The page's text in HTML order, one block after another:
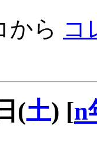
から コ
(土) [n